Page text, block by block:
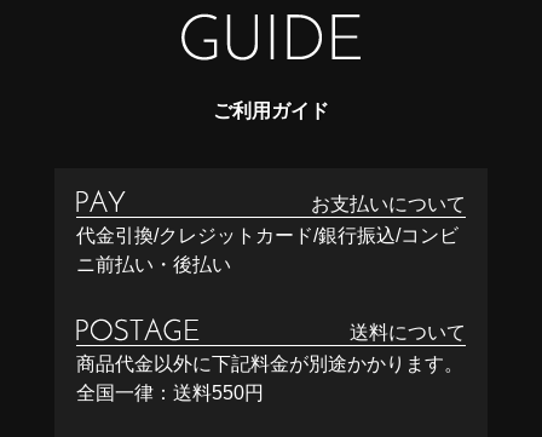
ご利用ガイド
お支払いについて
代金引換/クレジットカード/銀行振込/コンビ
ニ前払い・後払い
送料について
商品代金以外に下記料金が別途かかります。
全国一律：送料550円